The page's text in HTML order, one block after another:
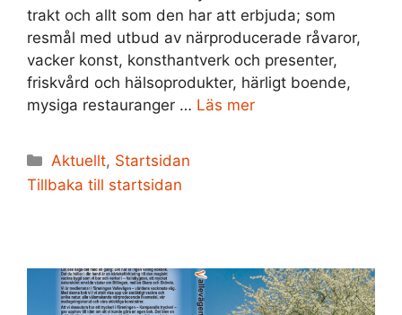
trakt och allt som den har att erbjuda; som
resmål med utbud av närproducerade råvaror,
vacker konst, konsthantverk och presenter,
friskvård och hälsoprodukter, härligt boende,
mysiga restauranger … Läs mer
Kategorier
Aktuellt, Startsidan
Tillbaka till startsidan